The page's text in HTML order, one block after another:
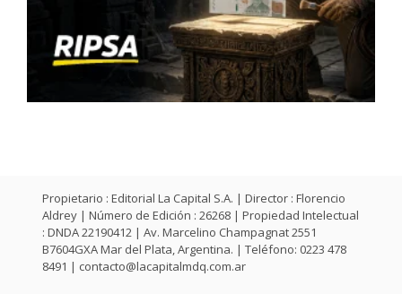
Propietario : Editorial La Capital S.A. | Director : Florencio
Aldrey | Número de Edición : 26268 | Propiedad Intelectual
: DNDA 22190412 | Av. Marcelino Champagnat 2551
B7604GXA Mar del Plata, Argentina. | Teléfono: 0223 478
8491 | contacto@lacapitalmdq.com.ar